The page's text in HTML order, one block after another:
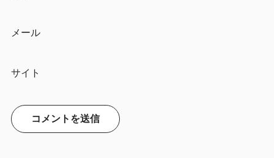
メール
サイト